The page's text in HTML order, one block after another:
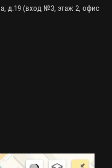
д.19 (вход №3, этаж 2, офис